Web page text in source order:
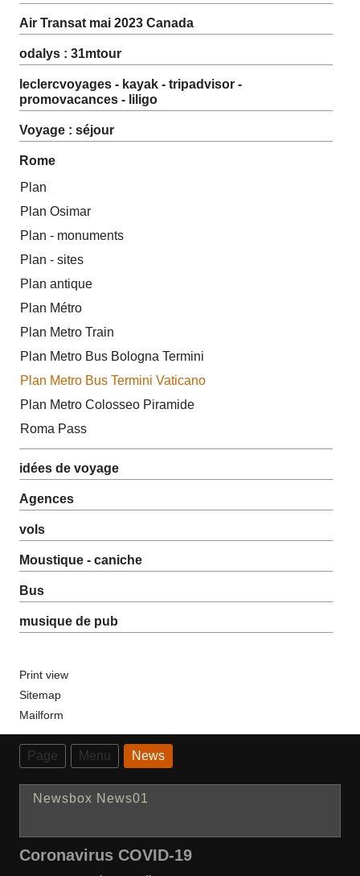
Air Transat mai 2023 Canada
odalys : 31mtour
leclercvoyages - kayak - tripadvisor -
promovacances - liligo
Voyage : séjour
Rome
Plan
Plan Osimar
Plan - monuments
Plan - sites
Plan antique
Plan Métro
Plan Metro Train
Plan Metro Bus Bologna Termini
Plan Metro Bus Termini Vaticano
Plan Metro Colosseo Piramide
Roma Pass
idées de voyage
Agences
vols
Moustique - caniche
Bus
musique de pub
Print view
Sitemap
Mailform
Page Menu News
Newsbox News01
Coronavirus COVID-19